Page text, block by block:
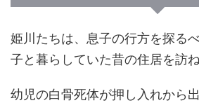
姫川たちは、息子の行方を探る
子と暮らしていた昔の住居を訪ね
幼児の白骨死体が押し入れから出